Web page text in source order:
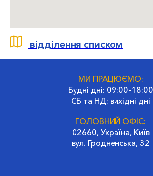
відділення списком
МИ ПРАЦЮЄМО:
Будні дні: 09:00-18:00
СБ та НД: вихідні дні
ГОЛОВНИЙ ОФІС:
02660, Україна, Київ
вул. Гродненська, 32